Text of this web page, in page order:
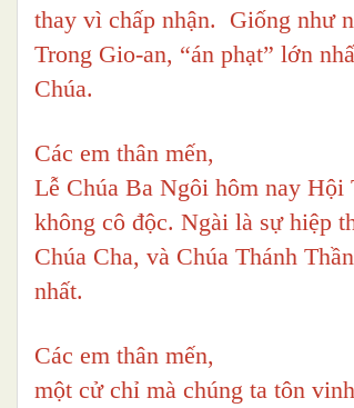
thay vì chấp nhận. Giống như
Trong Gio-an, “án phạt” lớn
Chúa.
Các em thân mến,
Lễ Chúa Ba Ngôi hôm nay
không cô độc. Ngài là sự hiệp
Chúa Cha, và Chúa Thánh
nhất.
Các em thân mến,
một cử chỉ mà chúng ta tôn